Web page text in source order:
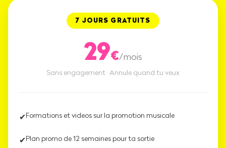
7 JOURS GRATUITS
29€/mois
Sans engagement · Annule quand tu veux
Formations et videos sur la promotion musicale
Plan promo de 12 semaines pour ta sortie